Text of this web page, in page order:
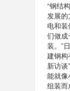
“钢结
发展
电和
们做成
装。”
建钢构
新访
能就
组装而